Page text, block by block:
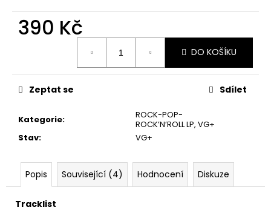
390 Kč
DO KOŠÍKU
Kategorie:
ROCK-POP-
ROCK’N’ROLL LP, VG+
Stav: VG+
Zeptat se Sdílet
Popis Související (4) Hodnocení Diskuze
Tracklist
e
m
e
JETHRO
MC
220